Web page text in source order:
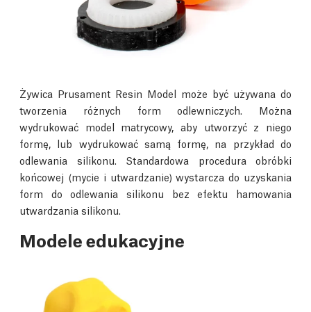
Żywica Prusament Resin Model może być używana do
tworzenia różnych form odlewniczych. Można
wydrukować model matrycowy, aby utworzyć z niego
formę, lub wydrukować samą formę, na przykład do
odlewania silikonu. Standardowa procedura obróbki
końcowej (mycie i utwardzanie) wystarcza do uzyskania
form do odlewania silikonu bez efektu hamowania
utwardzania silikonu.
Modele edukacyjne